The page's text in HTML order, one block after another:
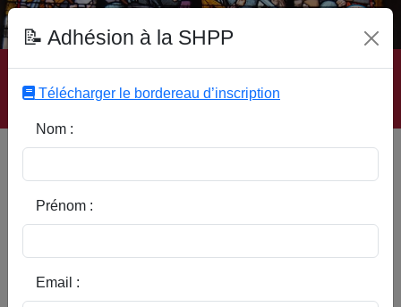
Accueil | Site SHPP | Auteurs | Editeurs | Rubriques |
Sous-Rubriques | Mots-Clefs | Contact
la Pévèle en 1789 et 1801
📝 Adhésion à la SHPP
Télécharger le bordereau d’inscription
Nom :
Prénom :
Email :